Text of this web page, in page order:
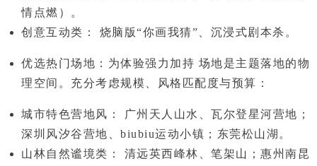
情点燃）。
创意互动类：
烧脑版“你画我猜”、沉浸式剧本杀。
优选热门场地：为体验强力加持 场地是主题落地的物
理空间。充分考虑规模、风格匹配度与预算：
城市特色营地风：
广州天人山水、瓦尔登星河营地；
深圳风汐谷营地、biubiu运动小镇；东莞松山湖。
山林自然谧境类：
清远英西峰林、笔架山；惠州南昆